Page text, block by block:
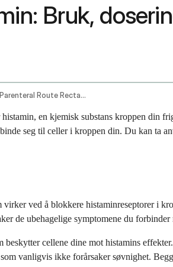
Bruk,
Antihistamine Oral Route Parenteral Route Rectal Route
en kjemisk substans kroppen din
seg til celler i kroppen din. Du kan ta
ved å blokkere histaminreseptorer i
de ubehagelige symptomene du forbinder
beskytter cellene dine mot histamins
vanligvis ikke forårsaker søvnighet.